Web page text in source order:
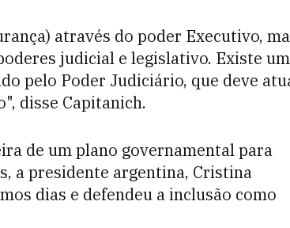
através do poder Executivo,
judicial e legislativo. Existe um
pelo Poder Judiciário, que deve
disse Capitanich.
de um plano governamental para
a presidente argentina, Cristina
dias e defendeu a inclusão como